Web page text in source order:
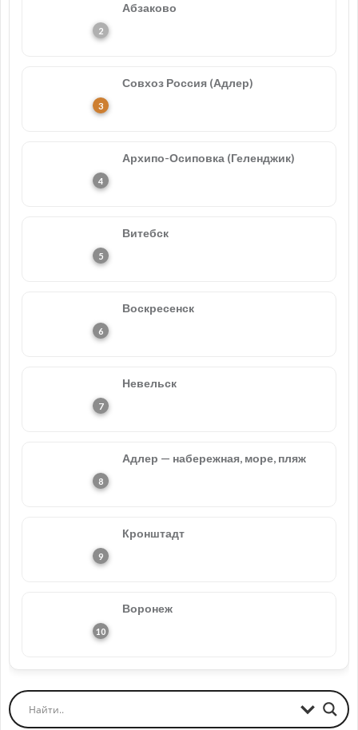
Абзаково
Совхоз Россия (Адлер)
Архипо-Осиповка (Геленджик)
Витебск
Воскресенск
Невельск
Адлер — набережная, море, пляж
Кронштадт
Воронеж